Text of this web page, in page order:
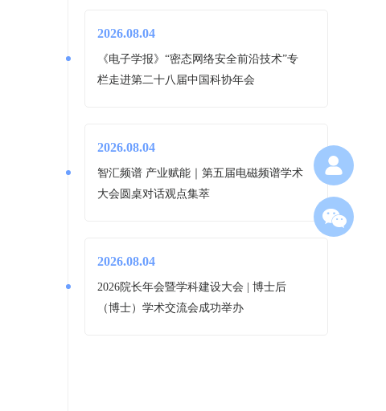
2026.08.04
《电子学报》“密态网络安全前沿技术”专
栏走进第二十八届中国科协年会
2026.08.04
智汇频谱 产业赋能｜第五届电磁频谱学术
大会圆桌对话观点集萃
2026.08.04
2026院长年会暨学科建设大会 | 博士后
（博士）学术交流会成功举办